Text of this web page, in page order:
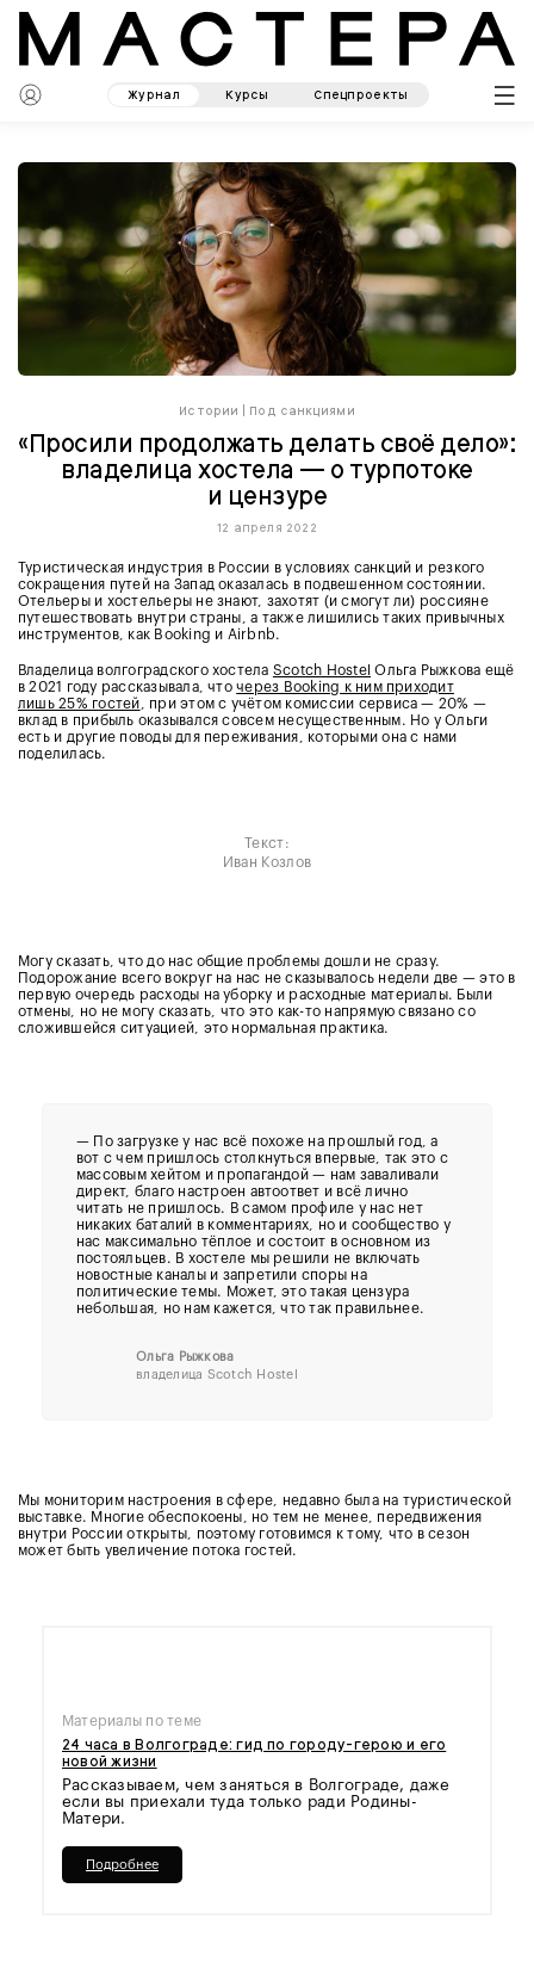
Журнал Курсы Спецпроекты
Истории Под санкциями
«Просили продолжать делать своё дело»:
владелица хостела — о турпотоке
и цензуре
12 апреля 2022
Туристическая индустрия в России в условиях санкций и резкого
сокращения путей на Запад оказалась в подвешенном состоянии.
Отельеры и хостельеры не знают, захотят (и смогут ли) россияне
путешествовать внутри страны, а также лишились таких привычных
инструментов, как Booking и Airbnb.
Владелица волгоградского хостела Scotch Hostel Ольга Рыжкова ещё
в 2021 году рассказывала, чточерез Booking к ним приходит
лишь 25% гостей , при этом с учётом комиссии сервиса — 20% —
вклад в прибыль оказывался совсем несущественным. Но у Ольги
есть и другие поводы для переживания, которыми она с нами
поделилась.
Текст:
Иван Козлов
Могу сказать, что до нас общие проблемы дошли не сразу.
Подорожание всего вокруг на нас не сказывалось недели две — это в
первую очередь расходы на уборку и расходные материалы. Были
отмены, но не могу сказать, что это как-то напрямую связано со
сложившейся ситуацией, это нормальная практика.
— По загрузке у нас всё похоже на прошлый год, а
вот с чем пришлось столкнуться впервые, так это с
массовым хейтом и пропагандой — нам заваливали
директ, благо настроен автоответ и всё лично
читать не пришлось. В самом профиле у нас нет
никаких баталий в комментариях, но и сообщество у
нас максимально тёплое и состоит в основном из
постояльцев. В хостеле мы решили не включать
новостные каналы и запретили споры на
политические темы. Может, это такая цензура
небольшая, но нам кажется, что так правильнее.
Ольга Рыжкова
владелица Scotch Hostel
Мы мониторим настроения в сфере, недавно была на туристической
выставке. Многие обеспокоены, но тем не менее, передвижения
внутри России открыты, поэтому готовимся к тому, что в сезон
может быть увеличение потока гостей.
Материалы по теме
24 часа в Волгограде: гид по городу-герою и его
новой жизни
Рассказываем, чем заняться в Волгограде, даже
если вы приехали туда только ради Родины-
Матери.
Подробнее